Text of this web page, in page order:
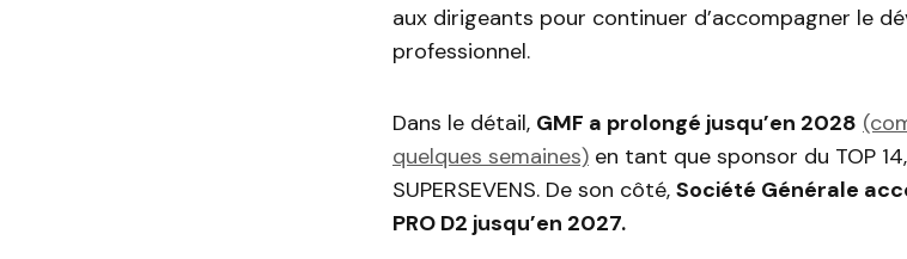
aux dirigeants pour continuer d’accompagner le
professionnel.
Dans le détail, GMF a prolongé jusqu’en 2028
quelques semaines) en tant que sponsor du TOP
SUPERSEVENS. De son côté, Société Générale
PRO D2 jusqu’en 2027.